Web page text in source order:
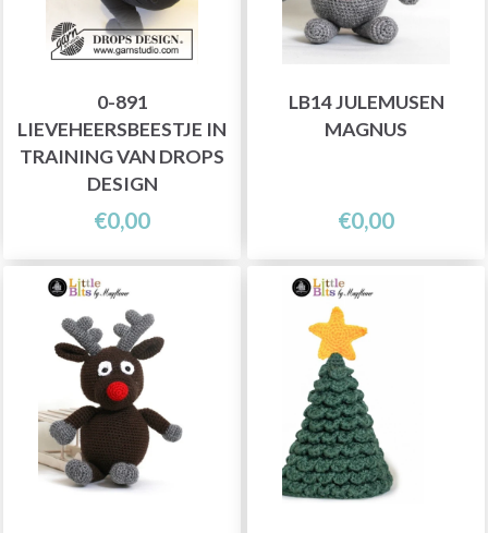
0-891
LIEVEHEERSBEESTJE IN
TRAINING VAN DROPS
DESIGN
€0,00
LB14 JULEMUSEN
MAGNUS
€0,00